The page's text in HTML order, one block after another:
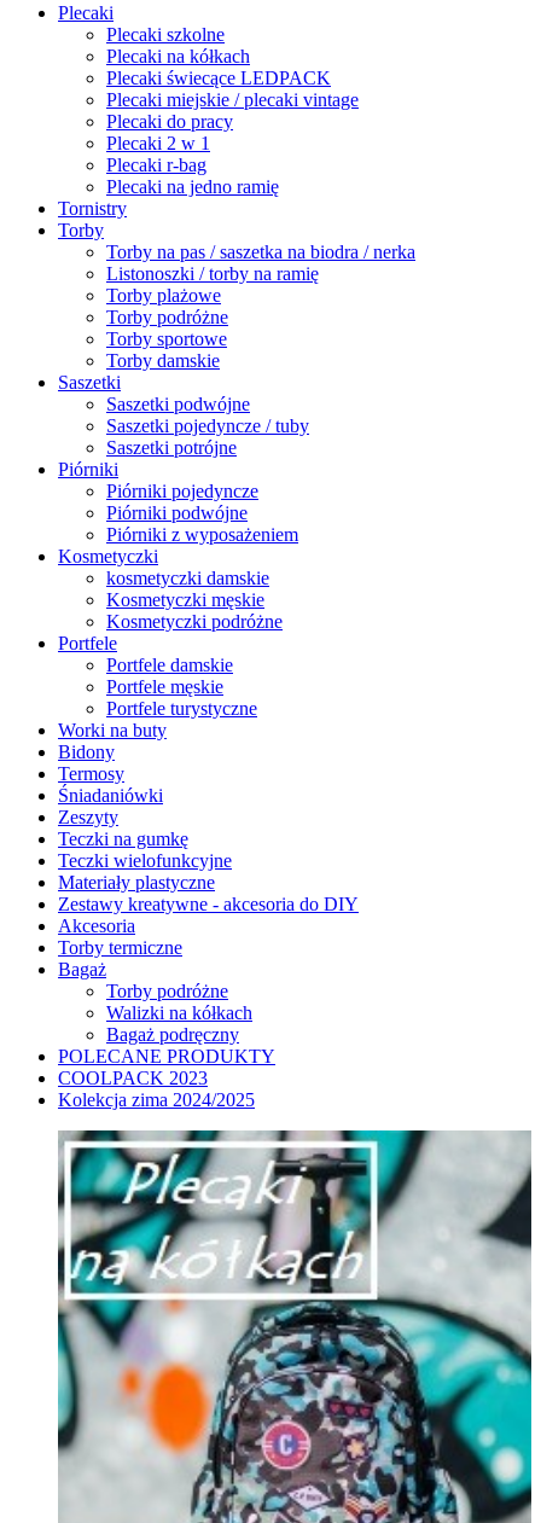
Plecaki
Plecaki szkolne
Plecaki na kółkach
Plecaki świecące LEDPACK
Plecaki miejskie / plecaki vintage
Plecaki do pracy
Plecaki 2 w 1
Plecaki r-bag
Plecaki na jedno ramię
Tornistry
Torby
Torby na pas / saszetka na biodra / nerka
Listonoszki / torby na ramię
Torby plażowe
Torby podróżne
Torby sportowe
Torby damskie
Saszetki
Saszetki podwójne
Saszetki pojedyncze / tuby
Saszetki potrójne
Piórniki
Piórniki pojedyncze
Piórniki podwójne
Piórniki z wyposażeniem
Kosmetyczki
kosmetyczki damskie
Kosmetyczki męskie
Kosmetyczki podróżne
Portfele
Portfele damskie
Portfele męskie
Portfele turystyczne
Worki na buty
Bidony
Termosy
Śniadaniówki
Zeszyty
Teczki na gumkę
Teczki wielofunkcyjne
Materiały plastyczne
Zestawy kreatywne - akcesoria do DIY
Akcesoria
Torby termiczne
Bagaż
Torby podróżne
Walizki na kółkach
Bagaż podręczny
POLECANE PRODUKTY
COOLPACK 2023
Kolekcja zima 2024/2025